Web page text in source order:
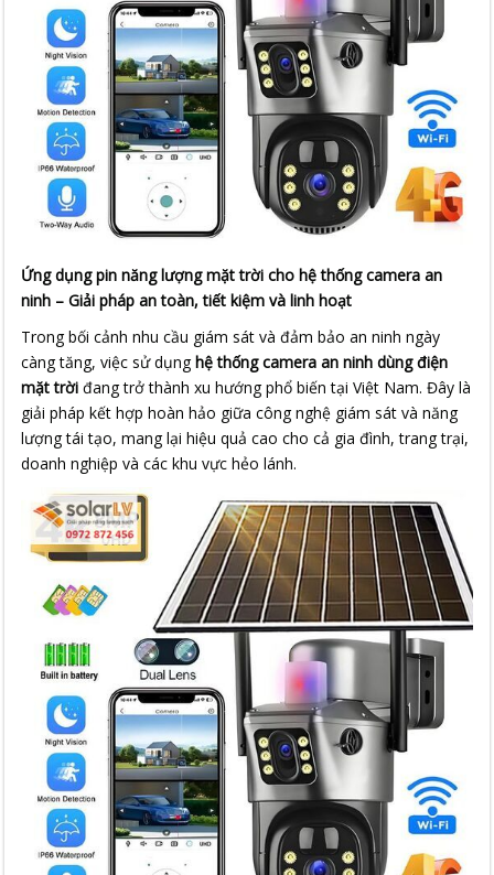
Ứng dụng pin năng lượng mặt trời cho hệ thống camera an
ninh – Giải pháp an toàn, tiết kiệm và linh hoạt
Trong bối cảnh nhu cầu giám sát và đảm bảo an ninh ngày
càng tăng, việc sử dụnghệ thống camera an ninh dùng điện
mặt trời đang trở thành xu hướng phổ biến tại Việt Nam. Đây là
giải pháp kết hợp hoàn hảo giữa công nghệ giám sát và năng
lượng tái tạo, mang lại hiệu quả cao cho cả gia đình, trang trại,
doanh nghiệp và các khu vực hẻo lánh.